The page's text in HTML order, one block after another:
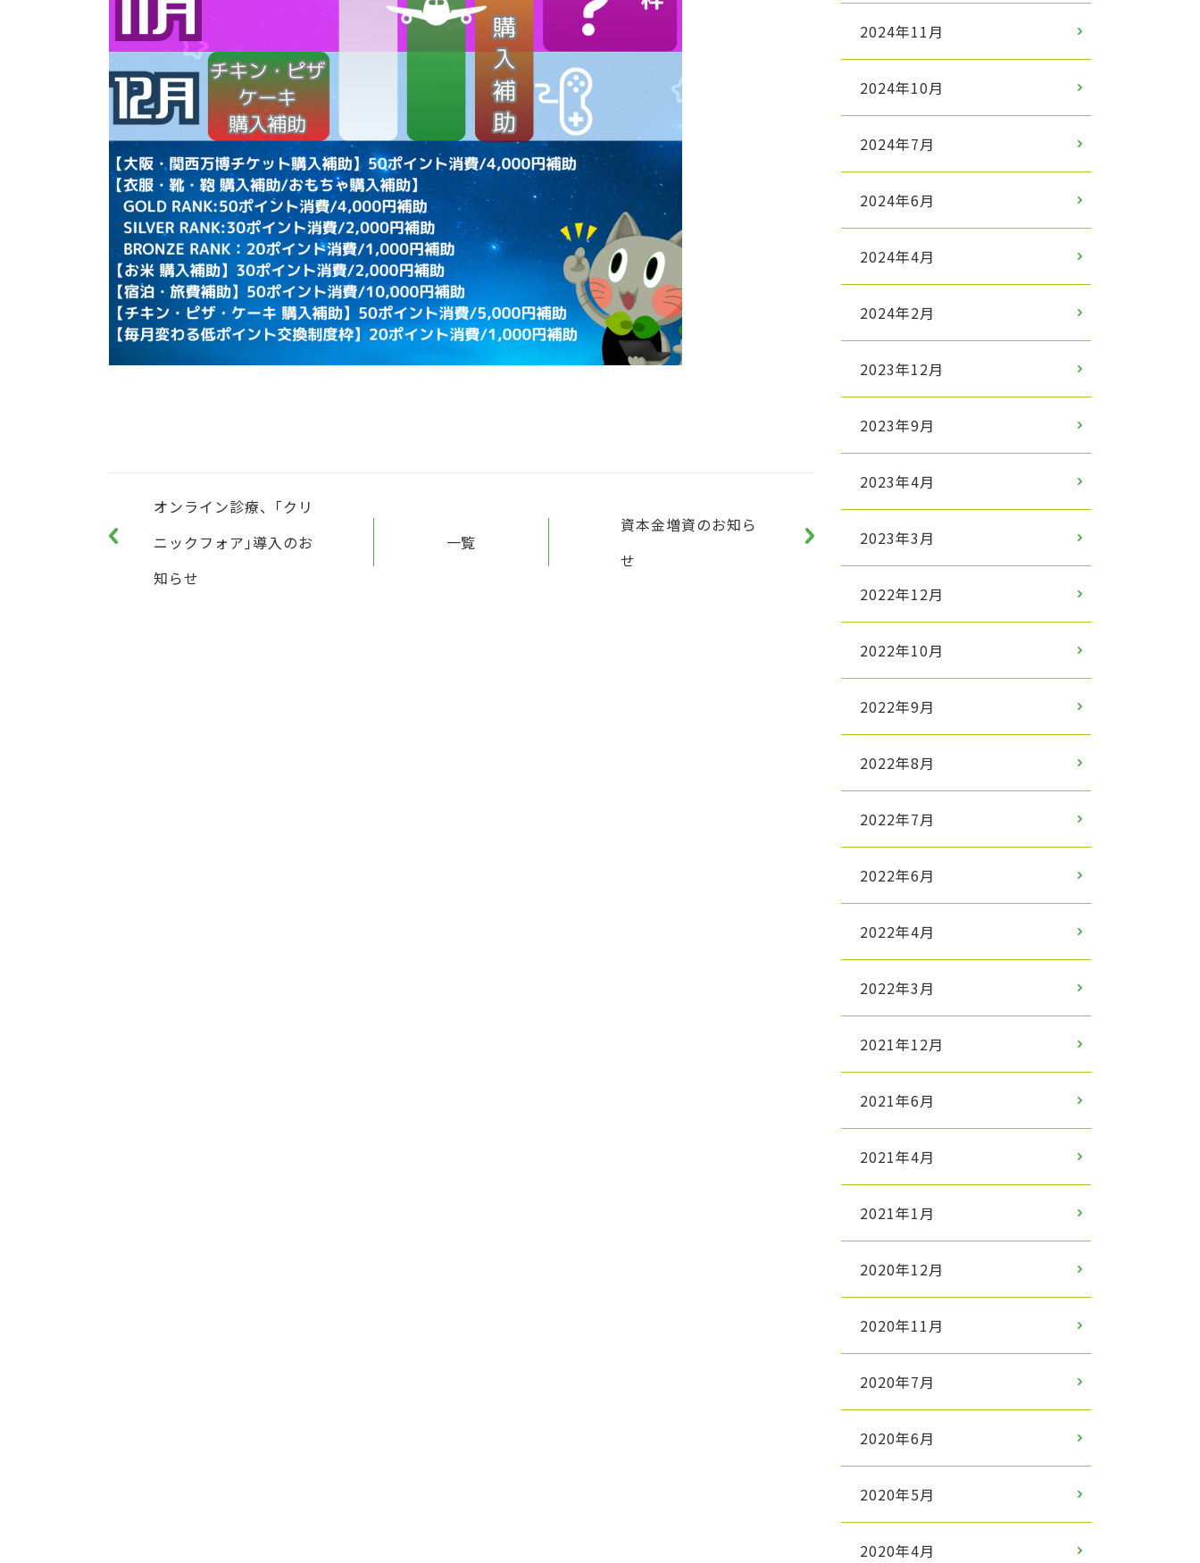
オンライン診療、｢クリ
ニックフォア｣導入のお
知らせ
一覧
資本金増資のお知ら
せ
2024年11月
2024年10月
2024年7月
2024年6月
2024年4月
2024年2月
2023年12月
2023年9月
2023年4月
2023年3月
2022年12月
2022年10月
2022年9月
2022年8月
2022年7月
2022年6月
2022年4月
2022年3月
2021年12月
2021年6月
2021年4月
2021年1月
2020年12月
2020年11月
2020年7月
2020年6月
2020年5月
2020年4月